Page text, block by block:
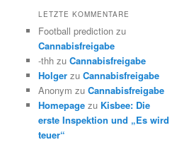
LETZTE KOMMENTARE
Football prediction zu
Cannabisfreigabe
-thh zu Cannabisfreigabe
Holger zu Cannabisfreigabe
Anonym zu Cannabisfreigabe
Homepage zu Kisbee: Die
erste Inspektion und „Es wird
teuer“